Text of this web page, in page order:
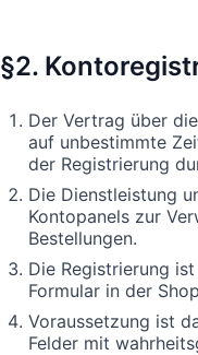
§2.
Der Vertrag über
auf unbestimmte
der Registrierung
Die Dienstleistung
Kontopanels zur
Bestellungen.
Die Registrierung
Formular in der
Voraussetzung ist
Felder mit